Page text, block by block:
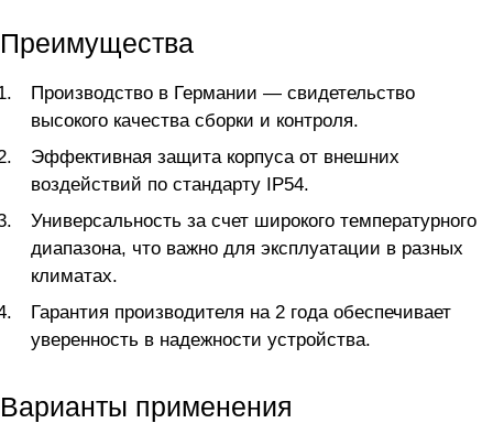
Преимущества
Производство в Германии — свидетельство
высокого качества сборки и контроля.
Эффективная защита корпуса от внешних
воздействий по стандарту IP54.
Универсальность за счет широкого температурного
диапазона, что важно для эксплуатации в разных
климатах.
Гарантия производителя на 2 года обеспечивает
уверенность в надежности устройства.
Варианты применения